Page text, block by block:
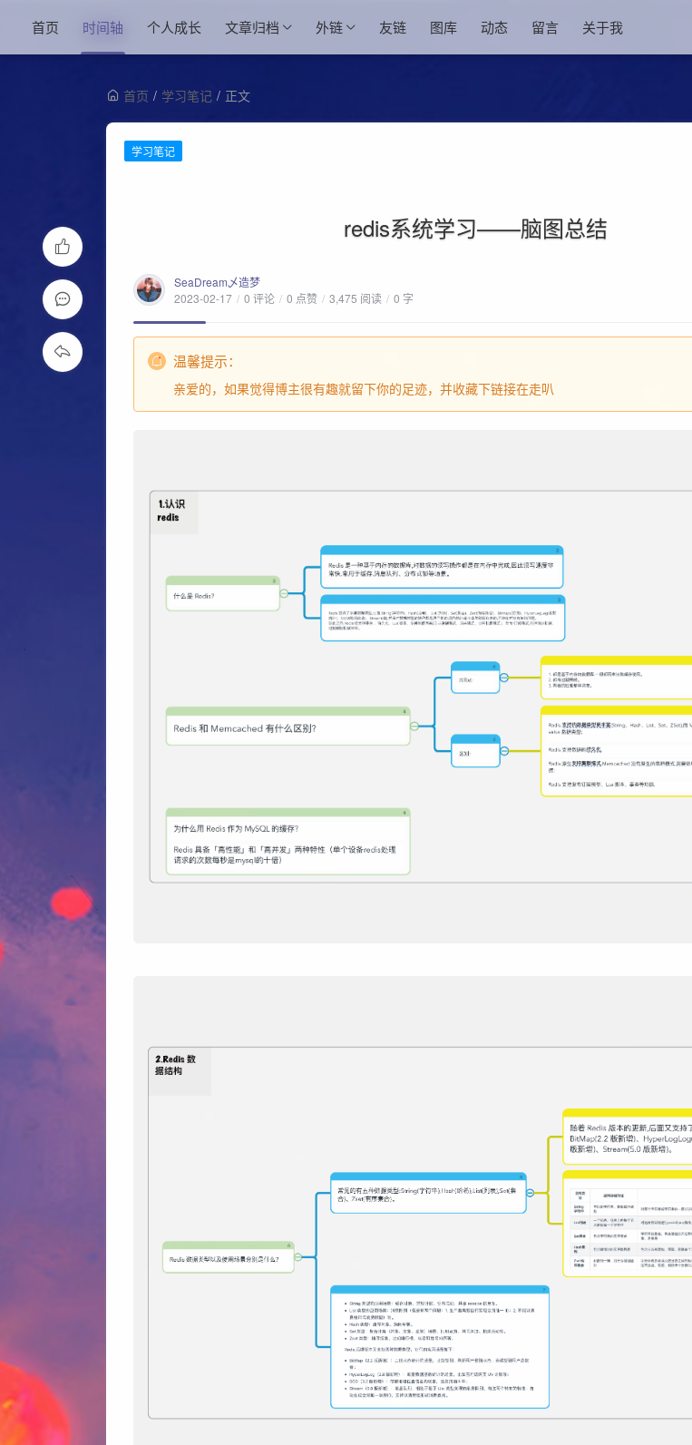
首页 时间轴 个人成长 文章归档 外链 友链 图库 动态 留言 关于我
首页 / 学习笔记 / 正文
学习笔记
redis系统学习——脑图总结
SeaDream乄造梦
2023-02-17 / 0 评论 / 0 点赞 / 3,475 阅读 / 0 字
温馨提示：
亲爱的，如果觉得博主很有趣就留下你的足迹，并收藏下链接在走叭